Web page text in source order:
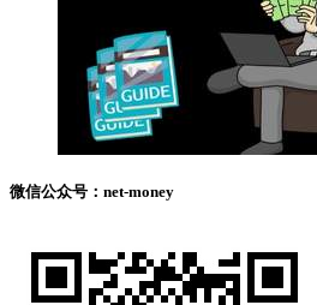
微信公众号：net-money